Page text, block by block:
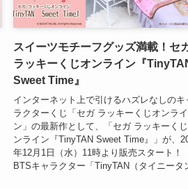
スイーツモチーフグッズ満載！セ
ラッキーくじオンライン『
Sweet Time』
インターネット上で引けるハズレなしのキ
ラクターくじ「セガ ラッキーくじオンライ
ン」の最新作として、「セガ ラッキーく
ンライン『TinyTAN Sweet Time』」が、
年12月1日（水）11時より販売スタート！
BTSキャラクター「TinyTAN（タイニータ